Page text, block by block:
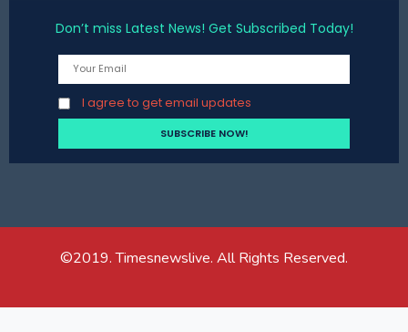
Don’t miss Latest News! Get Subscribed Today!
I agree to get email updates
©2019. Timesnewslive. All Rights Reserved.